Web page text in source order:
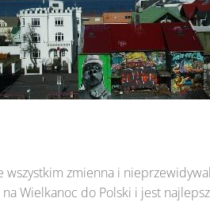
wszystkim zmienna i
Wielkanoc do Polski i jest